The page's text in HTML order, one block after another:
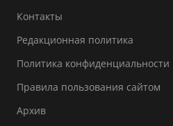
Контакты
Редакционная политика
Политика конфиденциальности
Правила пользования сайтом
Архив